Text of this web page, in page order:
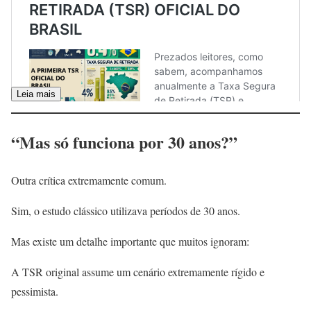
Leia mais
“Mas só funciona por 30 anos?”
Outra crítica extremamente comum.
Sim, o estudo clássico utilizava períodos de 30 anos.
Mas existe um detalhe importante que muitos ignoram:
A TSR original assume um cenário extremamente rígido e
pessimista.